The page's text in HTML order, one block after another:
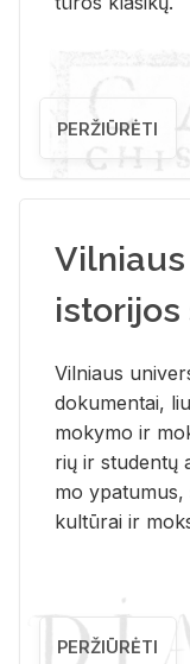
PERŽIŪRĖTI
Vil­niaus
do­ku­men­tai,
mo­ky­mo ir
rių ir stu­den­tų
mo
kul­tū­rai ir
PERŽIŪRĖTI